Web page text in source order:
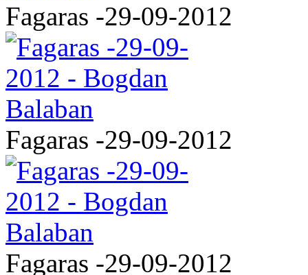
Fagaras -29-09-2012
Fagaras -29-09-2012
Fagaras -29-09-2012